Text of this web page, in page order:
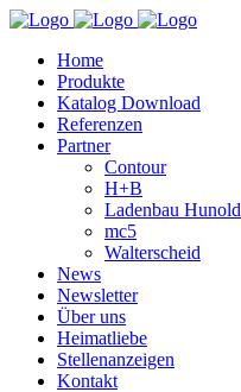
Home
Produkte
Katalog Download
Referenzen
Partner
Contour
H+B
Ladenbau Hunold
mc5
Walterscheid
News
Newsletter
Über uns
Heimatliebe
Stellenanzeigen
Kontakt